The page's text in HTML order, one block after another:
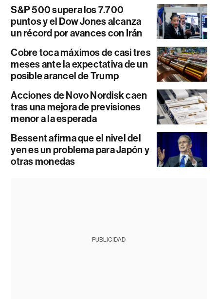
S&P 500 supera los 7.700
puntos y el Dow Jones alcanza
un récord por avances con Irán
Cobre toca máximos de casi tres
meses ante la expectativa de un
posible arancel de Trump
Acciones de Novo Nordisk caen
tras una mejora de previsiones
menor a la esperada
Bessent afirma que el nivel del
yen es un problema para Japón y
otras monedas
PUBLICIDAD